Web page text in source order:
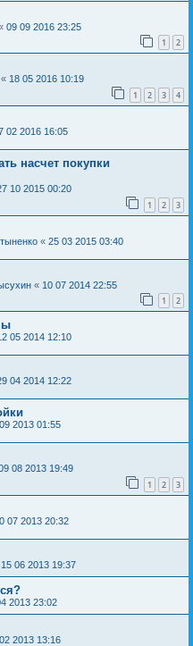
09 09 2016 23:25
1 2
« 18 05 2016 10:19
1 2 3 4
02 2016 16:05
насчет покупки
10 2015 00:20
1 2 3
« 25 03 2015 03:40
« 10 07 2014 22:55
1 2
05 2014 12:10
04 2014 12:22
2013 01:55
08 2013 19:49
1 2 3
07 2013 20:32
15 06 2013 19:37
2013 23:02
2013 13:16